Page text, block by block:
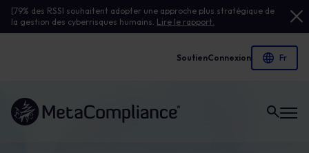
[79% des RSSI souhaitent adopter une approche plus stratégique de
la gestion des cyberrisques humains. Lire le rapport.
SoutienConnexion
Lien vers la page d'accueil